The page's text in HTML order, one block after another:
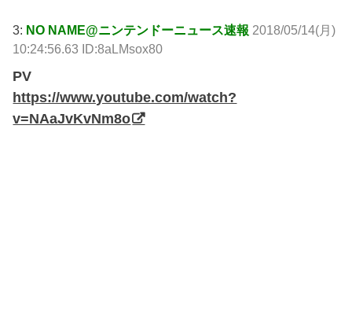
3: NO NAME@ニンテンドーニュース速報 2018/05/14(月)
10:24:56.63 ID:8aLMsox80
PV
https://www.youtube.com/watch?
v=NAaJvKvNm8o